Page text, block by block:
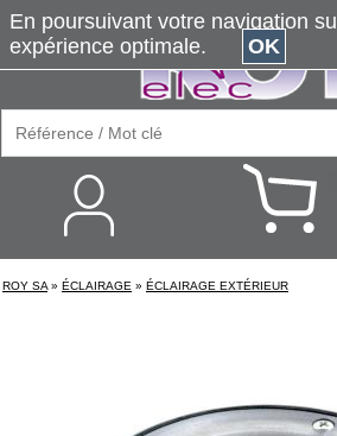
ROY SA » ÉCLAIRAGE » ÉCLAIRAGE EXTÉRIEUR
En poursuivant votre navigation
expérience optimale.
OK